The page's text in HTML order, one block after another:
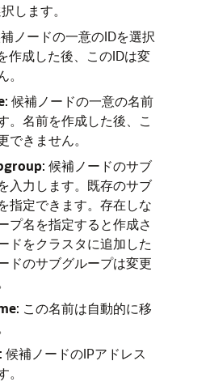
します。
ノードの一意のIDを選択
作成した後、このIDは変
: 候補ノードの一意の名前
。名前を作成した後、こ
できません。
: 候補ノードのサブ
入力します。既存のサブ
指定できます。存在しな
プ名を指定すると作成さ
ドをクラスタに追加した
ドのサブグループは変更
: この名前は自動的に移
: 候補ノードのIPアドレス